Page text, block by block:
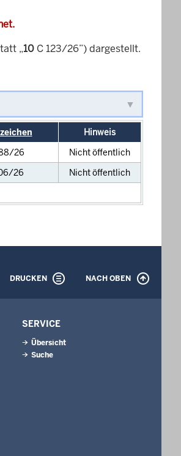
„10 C 123/26”) dargestellt.
Hinweis
26
Nicht öffentlich
26
Nicht öffentlich
DRUCKEN NACH OBEN
SERVICE
Übersicht
Suche